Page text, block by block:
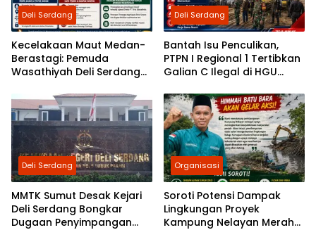
Deli Serdang
Kecelakaan Maut Medan-
Berastagi: Pemuda
Wasathiyah Deli Serdang
PT Tirta Sibayakindo
Deli Serdang
Bantah Isu Penculikan,
PTPN I Regional 1 Tertibkan
Galian C Ilegal di HGU
Deli Serdang
MMTK Sumut Desak Kejari
Deli Serdang Bongkar
Dugaan Penyimpangan
Organisasi
Soroti Potensi Dampak
Lingkungan Proyek
Kampung Nelayan Merah